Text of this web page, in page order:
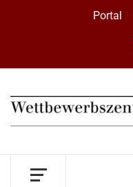
Portal